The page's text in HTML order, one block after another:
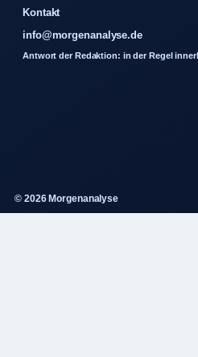
Kontakt
info@morgenanalyse.de
Antwort der Redaktion: in der Regel
© 2026 Morgenanalyse